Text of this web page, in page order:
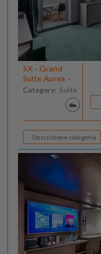
SX - Grand
Suite Aurea -
Category: Suite
Descrizione categoria